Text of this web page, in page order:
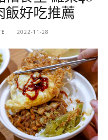
飯好吃推薦
2022-11-28